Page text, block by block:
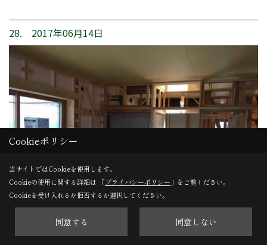
28. 2017年06月14日
Cookieポリシー
当サイトではCookieを使用します。
Cookieの使用に関する詳細は 「プライバシーポリシー 」をご覧ください。
Cookieを受け入れるか拒否するか選択してください。
同意する 同意しない